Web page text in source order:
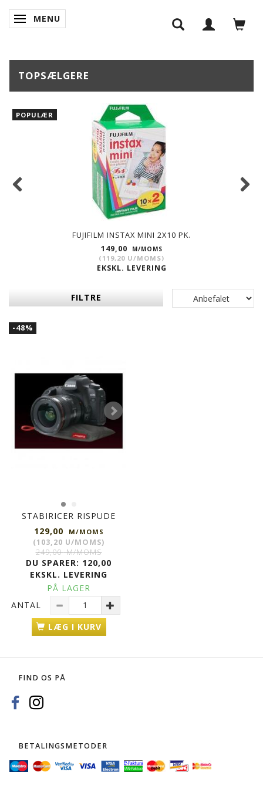
SKIFTE NAVIGATION
MENU
TOPSÆLGERE
POPULÆR
FUJIFILM INSTAX MINI 2X10 PK.
149,00
M/MOMS
( 119,20 U/MOMS)
EKSKL. LEVERING
FILTRE
-48%
STABIRICER RISPUDE
129,00
M/MOMS
(103,20 U/MOMS)
249,00M/MOMS
DU SPARER: 120,00
EKSKL. LEVERING
PÅ LAGER
ANTAL
LÆG I KURV
FIND OS PÅ
BETALINGSMETODER